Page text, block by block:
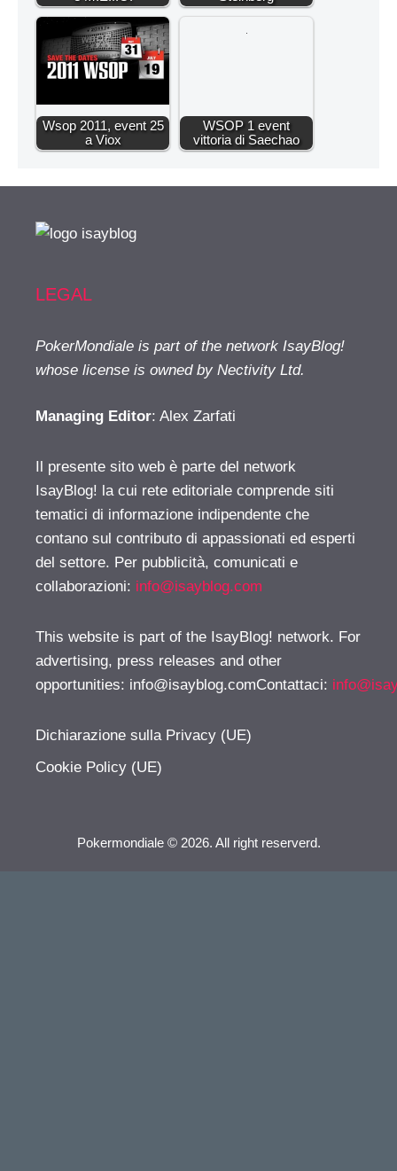
Wsop 2011, event 25
a Viox
WSOP 1 event
vittoria di Saechao
LEGAL
PokerMondiale is part of the network IsayBlog!
whose license is owned by Nectivity Ltd.
Managing Editor: Alex Zarfati
Il presente sito web è parte del network
IsayBlog! la cui rete editoriale comprende siti
tematici di informazione indipendente che
contano sul contributo di appassionati ed esperti
del settore. Per pubblicità, comunicati e
collaborazioni: info@isayblog.com
This website is part of the IsayBlog! network. For
advertising, press releases and other
opportunities: info@isayblog.comContattaci:
Dichiarazione sulla Privacy (UE)
Cookie Policy (UE)
Pokermondiale © 2026. All right reserverd.